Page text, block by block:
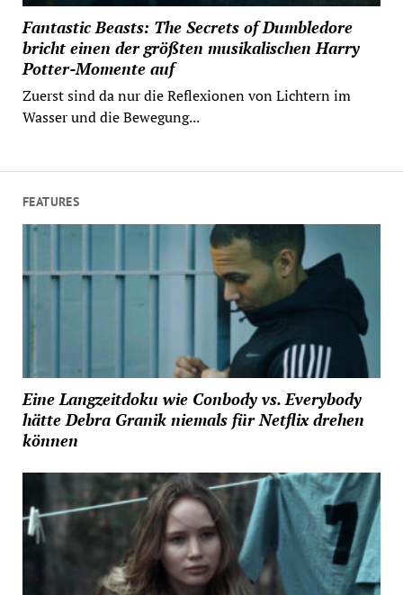
Fantastic Beasts: The Secrets of Dumbledore
bricht einen der größten musikalischen Harry
Potter-Momente auf
Zuerst sind da nur die Reflexionen von Lichtern im
Wasser und die Bewegung...
FEATURES
Eine Langzeitdoku wie Conbody vs. Everybody
hätte Debra Granik niemals für Netflix drehen
können